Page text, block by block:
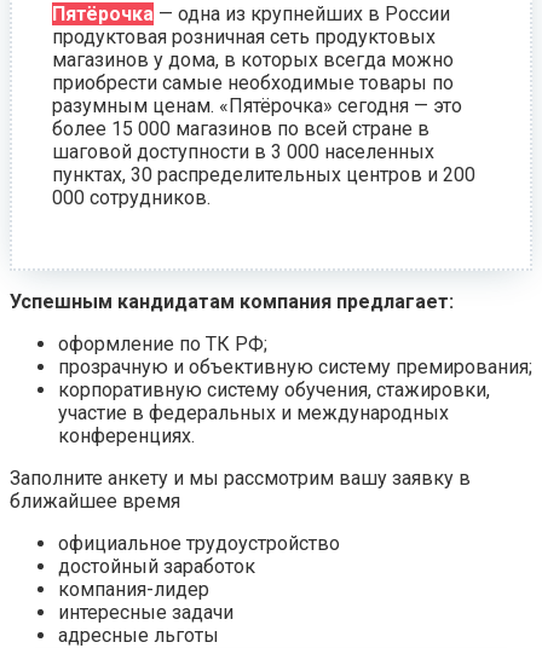
Пятёрочка — одна из крупнейших в России
продуктовая розничная сеть продуктовых
магазинов у дома, в которых всегда можно
приобрести самые необходимые товары по
разумным ценам. «Пятёрочка» сегодня — это
более 15 000 магазинов по всей стране в
шаговой доступности в 3 000 населенных
пунктах, 30 распределительных центров и 200
000 сотрудников.
Успешным кандидатам компания предлагает:
оформление по ТК РФ;
прозрачную и объективную систему премирования;
корпоративную систему обучения, стажировки,
участие в федеральных и международных
конференциях.
Заполните анкету и мы рассмотрим вашу заявку в
ближайшее время
официальное трудоустройство
достойный заработок
компания-лидер
интересные задачи
адресные льготы